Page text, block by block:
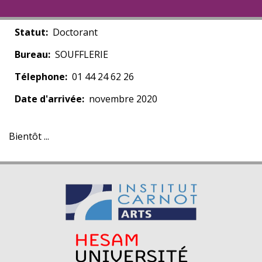
Statut
Doctorant
Bureau SOUFFLERIE
Télephone 01 44 24 62 26
Date d'arrivée
novembre 2020
Bientôt ...